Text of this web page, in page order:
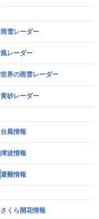
雨雪レーダー
風レーダー
世界の雨雲レーダー
黄砂レーダー
台風情報
津波情報
避難情報
さくら開花情報